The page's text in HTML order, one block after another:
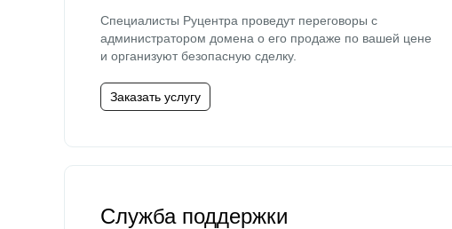
Специалисты Руцентра проведут переговоры с
администратором домена о его продаже по вашей цене
и организуют безопасную сделку.
Заказать услугу
Служба поддержки